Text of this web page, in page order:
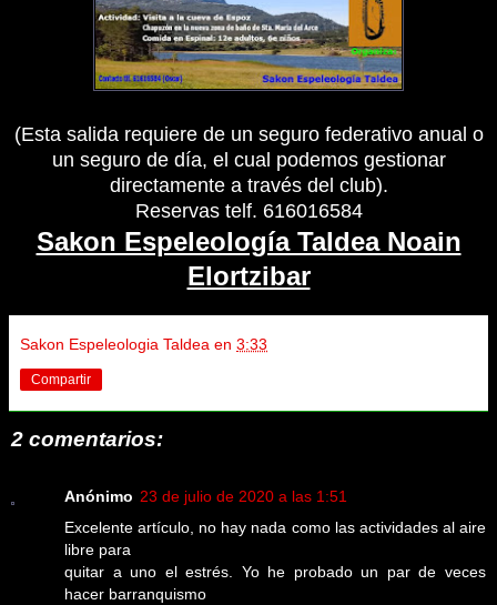
(Esta salida requiere de un seguro federativo anual o
un seguro de día, el cual podemos gestionar
directamente a través del club).
Reservas telf. 616016584
Sakon Espeleología Taldea Noain
Elortzibar
Sakon Espeleologia Taldea en 3:33
Compartir
2 comentarios:
Anónimo 23 de julio de 2020 a las 1:51
Excelente artículo, no hay nada como las actividades al aire
libre para
quitar a uno el estrés. Yo he probado un par de veces
hacer barranquismo